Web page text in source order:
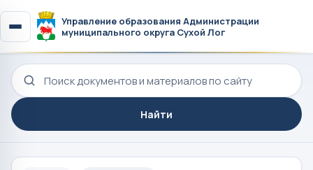
Управление образования Администрации
муниципального округа Сухой Лог
Поиск по сайту
Найти